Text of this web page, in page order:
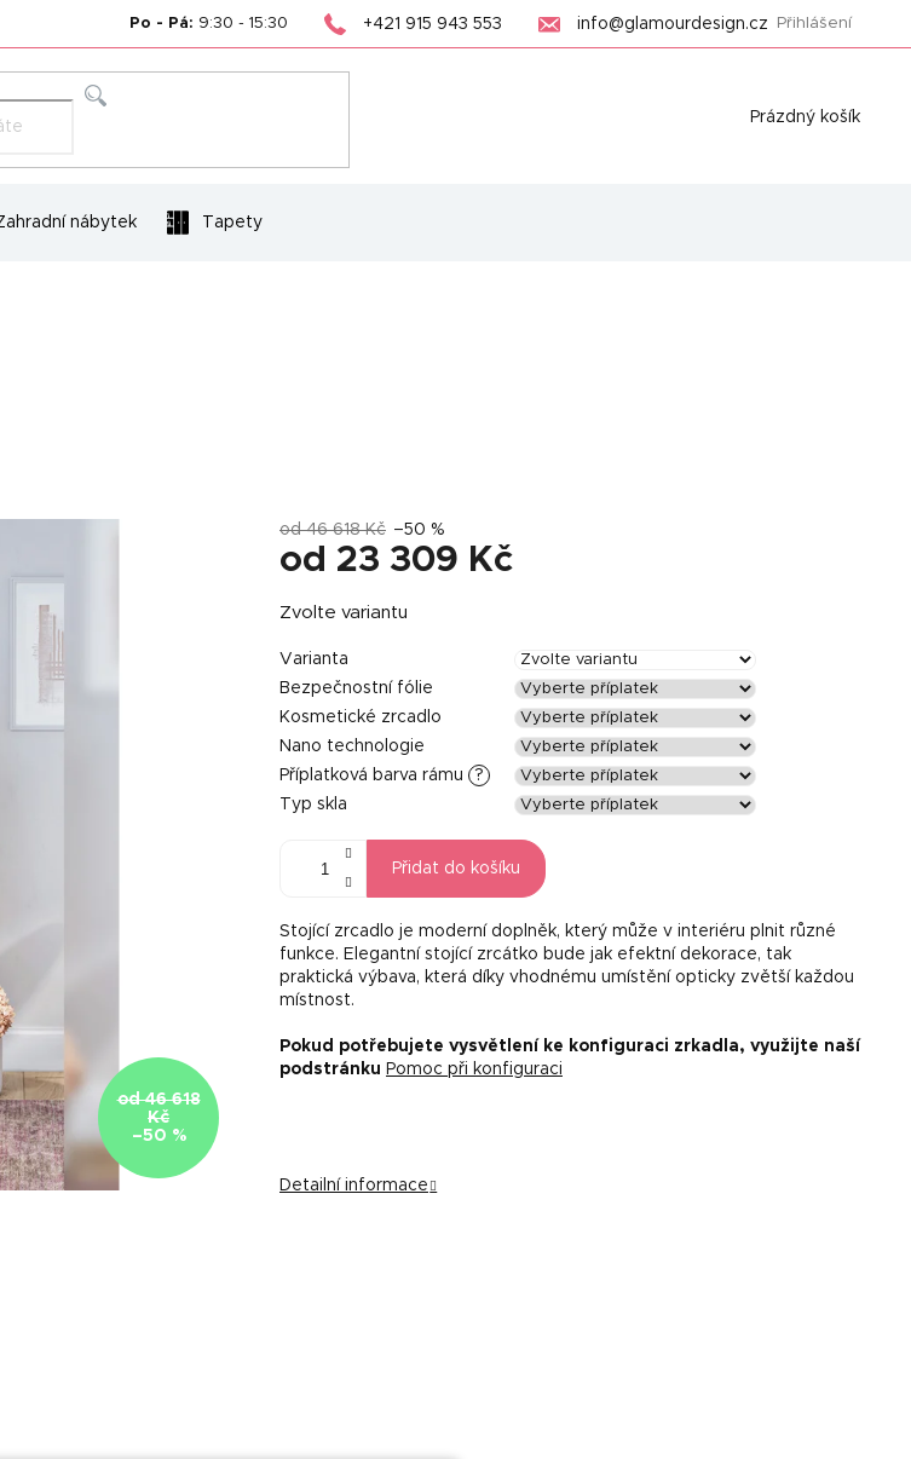
Po - Pá: 9:30 - 15:30 +421 915 943 553 info@glamourdesign.cz Přihlášení
Nákupní
Prázdný košík
nábytek Tapety
od 46 618
Kč
–50 %
od 46 618 Kč –50 %
od 23 309 Kč
cena:
Zvolte variantu
Varianta
Bezpečnostní fólie
Kosmetické zrcadlo
Nano technologie
Příplatková barva rámu
?
Typ skla
Přidat do košíku
Stojící zrcadlo je moderní doplněk, který může v interiéru plnit různé
funkce. Elegantní stojící zrcátko bude jak efektní dekorace, tak
praktická výbava, která díky vhodnému umístění opticky zvětší každou
místnost.
Pokud potřebujete vysvětlení ke konfiguraci zrkadla, využijte naší
podstránku Pomoc při konfiguraci
Detailní informace